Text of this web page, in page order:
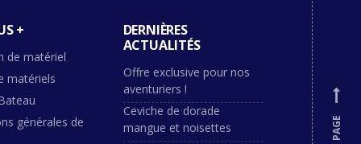
+
de matériel
matériels
générales de
DERNIÈRES
ACTUALITÉS
Offre exclusive pour nos
aventuriers !
Ceviche de dorade
mangue et noisettes